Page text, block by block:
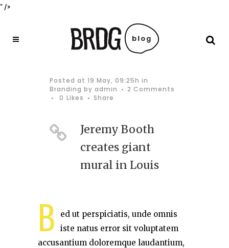
" />
Posted at 19 May, 09:25h in
Branding by admin
2 Comments
0 Likes Share
Jeremy Booth
creates giant
mural in Louis
B
ed ut perspiciatis, unde omnis
iste natus error sit voluptatem
accusantium doloremque laudantium,